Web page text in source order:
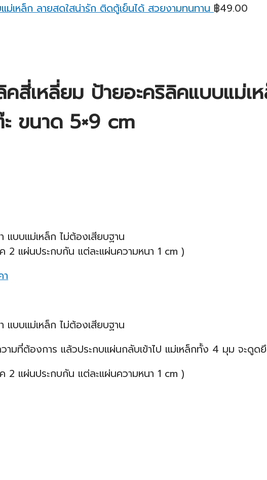
เหล็ก ลายสดใสน่ารัก ติดตู้เย็นได้ สวยงามทนทาน ฿49.00
สี่เหลี่ยม ป้ายอะคริลิคแบบแม่เ
ขนาด 5×9 cm
บบแม่เหล็ก ไม่ต้องเสียบฐาน
2 แผ่นประกบกัน แต่ละแผ่นความหนา 1 cm )
า
บบแม่เหล็ก ไม่ต้องเสียบฐาน
ามที่ต้องการ แล้วประกบแผ่นกลับเข้าไป แม่เหล็กทั้ง 4 มุม จะดู
2 แผ่นประกบกัน แต่ละแผ่นความหนา 1 cm )